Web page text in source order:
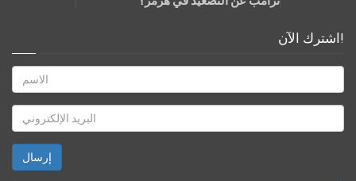
اشترك الآن!